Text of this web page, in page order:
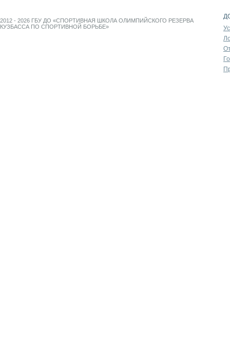
2012 - 2026 ГБУ ДО «СПОРТИВНАЯ ШКОЛА ОЛИМПИЙСКОГО РЕЗЕРВА
КУЗБАССА ПО СПОРТИВНОЙ БОРЬБЕ»